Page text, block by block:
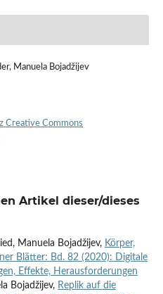
Manuela Bojadžijev
Creative Commons
Artikel dieser/dieses
Manuela Bojadžijev, Körper,
Blätter: Bd. 82 (2020): Digitale
Effekte, Herausforderungen
Bojadžijev, Replik auf die